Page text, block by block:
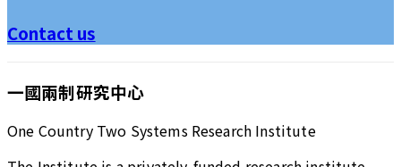
Contact us
一國兩制研究中心
One Country Two Systems Research Institute